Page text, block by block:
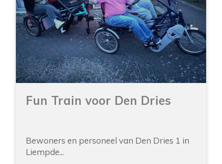
Fun Train voor Den Dries
Bewoners en personeel van Den Dries 1 in
Liempde...